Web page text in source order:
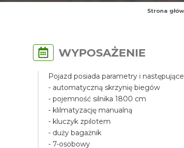
Strona
WYPOSAŻENIE
Pojazd posiada parametry i
- automatyczną skrzynię biegów
- pojemność silnika 1800 cm
- klilmatyzację manualną
- kluczyk zpilotem
- duży bagażnik
- 7-osobowy